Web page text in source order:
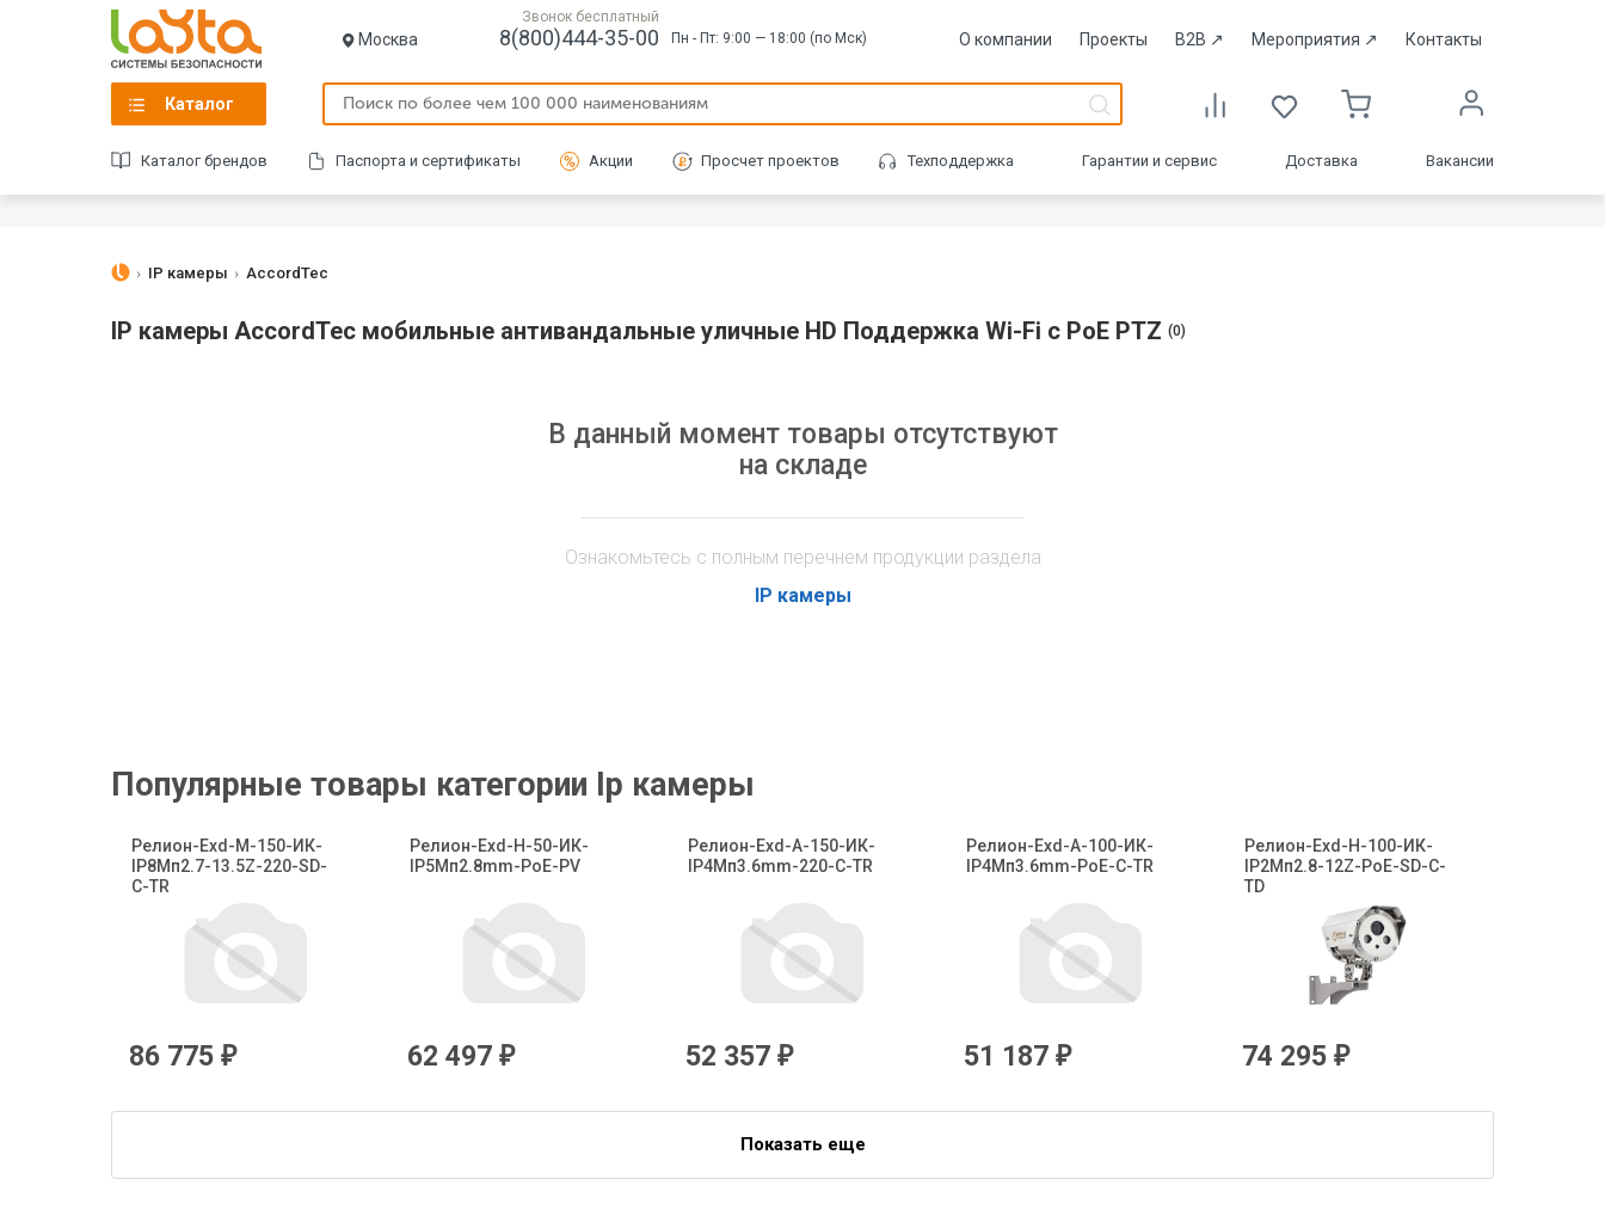
Москва
Звонок бесплатный
8(800)444-35-00 Пн - Пт: 9:00 — 18:00 (по Мск) О компании Проекты B2B ↗ Мероприятия ↗ Контакты
Каталог
Каталог брендов Паспорта и сертификаты Акции Просчет проектов Техподдержка Гарантии и сервис Доставка Вакансии
IP камеры AccordTec
IP камеры AccordTec мобильные антивандальные уличные HD Поддержка Wi-Fi с PoE PTZ (0)
В данный момент товары отсутствуют
на складе
Ознакомьтесь с полным перечнем продукции раздела
IP камеры
Популярные товары категории Ip камеры
Релион-Exd-М-150-ИК-
IP8Мп2.7-13.5Z-220-SD-
С-TR
86 775 ₽
Релион-Exd-Н-50-ИК-
IP5Мп2.8mm-PoE-PV
62 497 ₽
Релион-Exd-А-150-ИК-
IP4Мп3.6mm-220-С-TR
52 357 ₽
Релион-Exd-А-100-ИК-
IP4Мп3.6mm-PoE-С-TR
51 187 ₽
Релион-Exd-Н-100-ИК-
IP2Мп2.8-12Z-PоE-SD-С-
TD
74 295 ₽
Показать еще